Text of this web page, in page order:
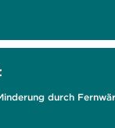
durch